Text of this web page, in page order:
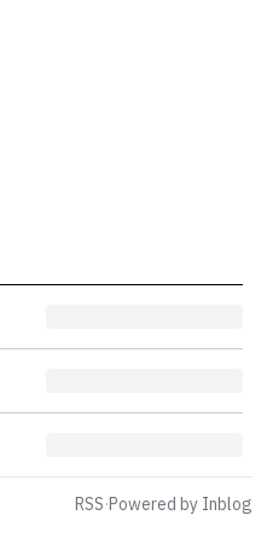
RSS·Powered by Inblog